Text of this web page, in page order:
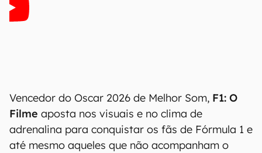
Vencedor do Oscar 2026 de Melhor Som, F1: O
Filme aposta nos visuais e no clima de
adrenalina para conquistar os fãs de Fórmula 1 e
até mesmo aqueles que não acompanham o